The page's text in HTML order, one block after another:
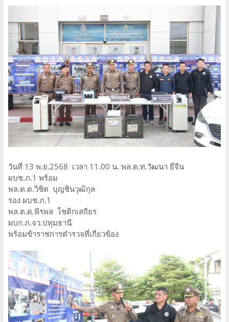
วันที่ 13 พ.ย.2568 เวลา 11.00 น. พล.ต.ท.วัฒนา ยี่จีน
ผบช.ภ.1 พร้อม
พล.ต.ต.วิชิต บุญชินวุฒิกุล
รอง ผบช.ภ.1
พล.ต.ต.พีรพล โชติกเสถียร
ผบก.ภ.จว.ปทุมธานี
พร้อมข้าราชการตำรวจที่เกี่ยวข้อง